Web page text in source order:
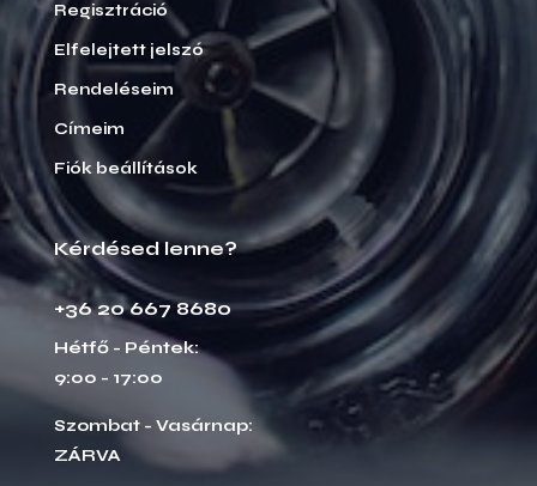
Regisztráció
Elfelejtett jelszó
Rendeléseim
Címeim
Fiók beállítások
Kérdésed lenne?
+36 20 667 8680
Hétfő - Péntek:
9:00 - 17:00
Szombat - Vasárnap:
ZÁRVA